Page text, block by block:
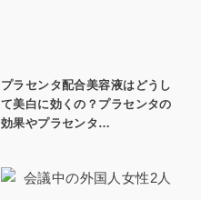
プラセンタ配合美容液はどうし
て美白に効くの？プラセンタの
効果やプラセンタ…